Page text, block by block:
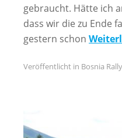
gebraucht. Hätte ich
dass wir die zu Ende
gestern schon
Veröffentlicht in Bosnia